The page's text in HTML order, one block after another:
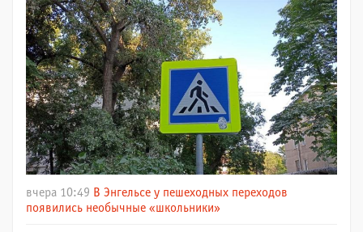
вчера 10:49 В Энгельсе у пешеходных переходов
появились необычные «школьники»